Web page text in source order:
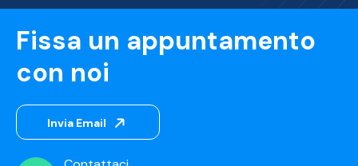
Fissa un appuntamento
con noi
Invia Email